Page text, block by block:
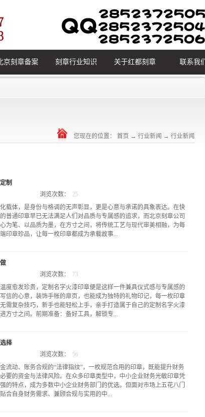
京刻章备案 刻章行业知识 关于红都刻章 联系我们
您现在的位置： 首页 → 行业新闻 → 行业新闻
制
载体，是身份与格调的无声彰显，更是心意与承诺的具象表达。在快
普通印章早已无法满足人们对品质与专属感的追求，而北京刻章公司
为笔、以品质为墨，在方寸之间，将传统工艺与现代审美相融，为每
印章珍品，让每一枚印章都成为承载故事...
匠心传承，解锁高端定制的文化底蕴北京刻章公司高端印章定制的核
的敬畏与传承。不同于普通刻章的流水线作业，高端定制从选材到雕
匠人的心血与坚守，延续着千年篆刻艺术的精髓。从温润如玉的寿山
的铜材、通透雅致的水晶，北京刻章公司高端印章定制精选天然优质
每一枚印章的基底都自带高级质感，既兼具实用性与耐久性，又蕴含
在雕刻工艺上，北京刻章公司高端印章定制融合传统手工篆刻与现代
刻制的金石韵味，让每一刀都有温度、有肌理，避免了机器雕刻的生
还是灵动别致的鸟虫篆，都能精准把控，让印章的每一处细节都彰显
焕发新的生机。专属定制，彰显独特的身份格调高端印章的价...
浏览次数： 25
度愈发珍贵，定制名字火漆印章便是这样一件兼具仪式感与专属感的
信的心意，装饰手帐的扉页，也能成为独特的礼物印记，每一枚印章
需复杂技巧，新手也能轻松上手，亲手打造属于自己的定制名字火漆
方寸之间。前期准备：备好工具，解锁专...
漆印章，无需繁琐的专业设备，只需挑选合适的基础工具，就能开启
心的定制名字印章头，这是印章的灵魂所在，可根据自己的喜好选择
落的宋体、温柔雅致的楷体，还是复古韵味的花体，都能将名字刻制
火漆印章更具个人特色。除了定制好的名字印章头，还需准备火漆
。火漆蜡的选择十分丰富，纯色款简约大气，混色款灵动有层次，还
能为定制名字火漆印章增添更多细节美感。加热工具可选择便捷的火
配金属勺子，新手无需追求昂贵工具，基础款就能满足制作需求，让
浏览次数： 73
择
流动、账务合规的“法律指纹”，一枚规范合用的印章，既能提升财务
要的资金与法律风险。在众多印章类型中，中小企业财务光敏印章凭
的特点，成为多数中小企业财务部门的优选。但面对市场上五花八门
合自身财务需求、兼顾合规与实用的中...
浏览次数： 56